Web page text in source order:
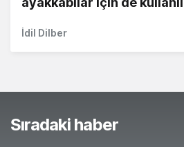
İdil Dilber
Sıradaki haber